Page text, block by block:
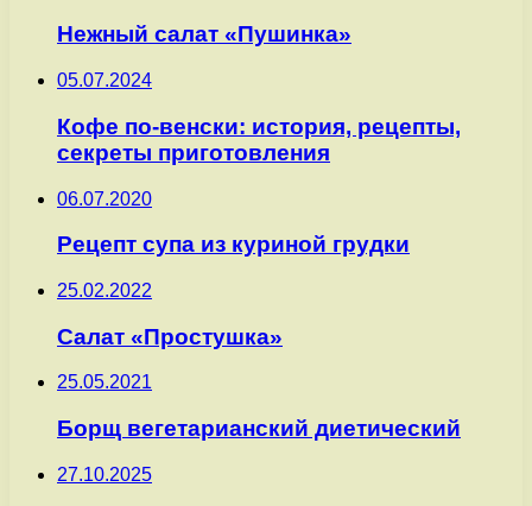
Нежный салат «Пушинка»
05.07.2024
Кофе по-венски: история, рецепты,
секреты приготовления
06.07.2020
Рецепт супа из куриной грудки
25.02.2022
Салат «Простушка»
25.05.2021
Борщ вегетарианский диетический
27.10.2025